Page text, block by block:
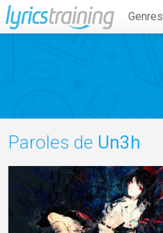
Genres
Paroles de Un3h